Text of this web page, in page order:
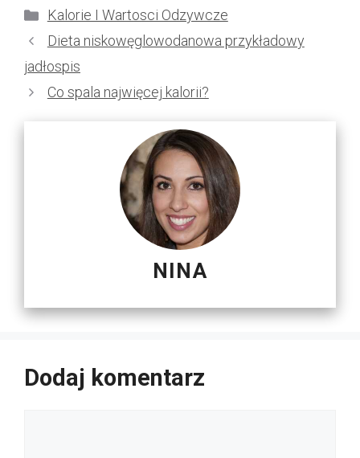
Kategorie
Kalorie I Wartosci Odzywcze
Dieta niskowęglowodanowa przykładowy
jadłospis
Co spala najwięcej kalorii?
NINA
Dodaj komentarz